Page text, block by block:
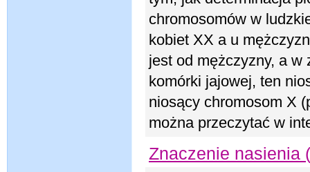
chromosomów w
kobiet XX a u
jest od mężczyzny, a w
komórki jajowej, ten
niosący chromosom X
można przeczytać w
Znaczenie nasienia